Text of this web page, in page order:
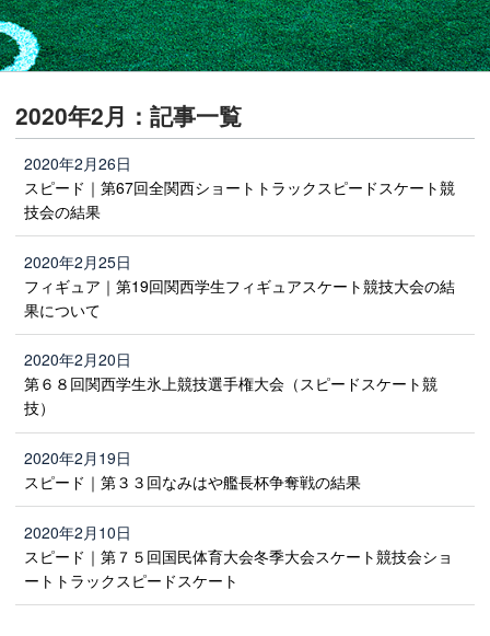
2020年2月：記事一覧
2020年2月26日
スピード｜第67回全関西ショートトラックスピードスケート競
技会の結果
2020年2月25日
フィギュア｜第19回関西学生フィギュアスケート競技大会の結
果について
2020年2月20日
第６８回関西学生氷上競技選手権大会（スピードスケート競
技）
2020年2月19日
スピード｜第３３回なみはや艦長杯争奪戦の結果
2020年2月10日
スピード｜第７５回国民体育大会冬季大会スケート競技会ショ
ートトラックスピードスケート